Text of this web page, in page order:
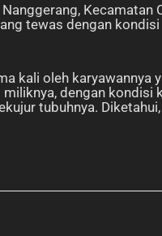
Kecamatan
tewas dengan
kali oleh karyawannya
dengan kondisi
tubuhnya.